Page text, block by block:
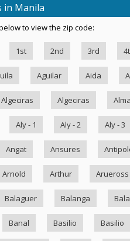
in Manila
to view the zip code:
1st 2nd 3rd
Aguilar Aida
Algeciras Algeciras
Aly - 1 Aly - 2 Aly - 3
Angat Ansures
Arnold Arthur Arueross
Balaguer Balanga
Banal Basilio Basilio